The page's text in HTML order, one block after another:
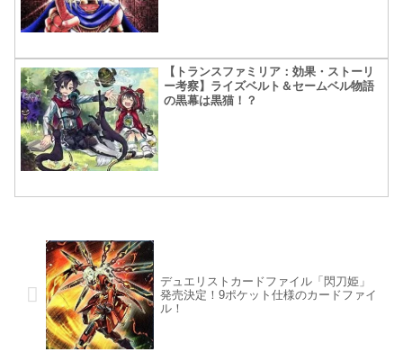
【トランスファミリア：効果・ストーリ
ー考察】ライズベルト＆セームベル物語
の黒幕は黒猫！？
デュエリストカードファイル「閃刀姫」
発売決定！9ポケット仕様のカードファイ
ル！